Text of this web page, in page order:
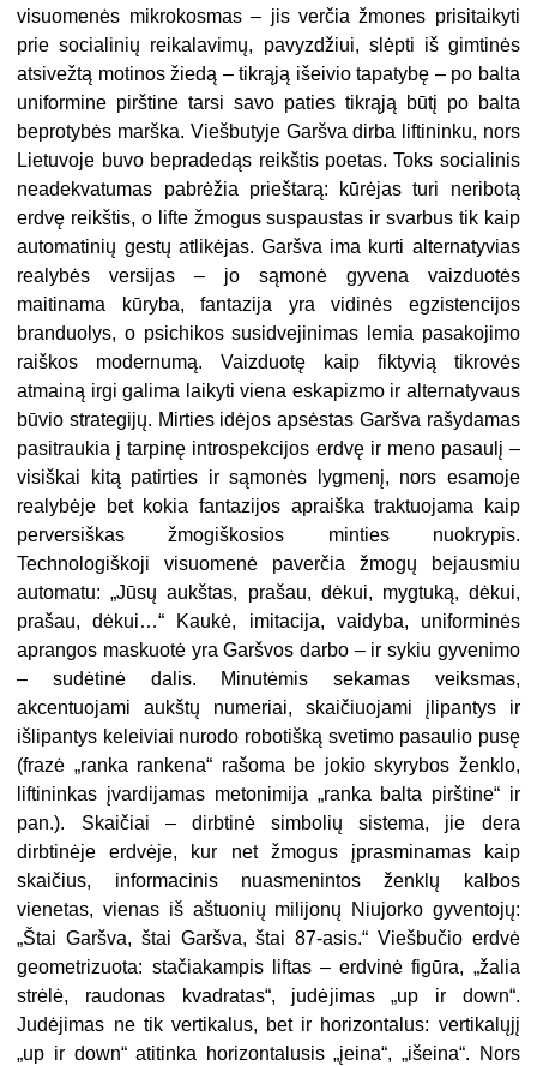
visuomenės mikrokosmas – jis verčia žmones prisitaikyti
prie socialinių reikalavimų, pavyzdžiui, slėpti iš gimtinės
atsivežtą motinos žiedą – tikrąją išeivio tapatybę – po balta
uniformine pirštine tarsi savo paties tikrąją būtį po balta
beprotybės marška. Viešbutyje Garšva dirba liftininku, nors
Lietuvoje buvo bepradedąs reikštis poetas. Toks socialinis
neadekvatumas pabrėžia prieštarą: kūrėjas turi neribotą
erdvę reikštis, o lifte žmogus suspaustas ir svarbus tik kaip
automatinių gestų atlikėjas. Garšva ima kurti alternatyvias
realybės versijas – jo sąmonė gyvena vaizduotės
maitinama kūryba, fantazija yra vidinės egzistencijos
branduolys, o psichikos susidvejinimas lemia pasakojimo
raiškos modernumą. Vaizduotę kaip fiktyvią tikrovės
atmainą irgi galima laikyti viena eskapizmo ir alternatyvaus
būvio strategijų. Mirties idėjos apsėstas Garšva rašydamas
pasitraukia į tarpinę introspekcijos erdvę ir meno pasaulį –
visiškai kitą patirties ir sąmonės lygmenį, nors esamoje
realybėje bet kokia fantazijos apraiška traktuojama kaip
perversiškas žmogiškosios minties nuokrypis.
Technologiškoji visuomenė paverčia žmogų bejausmiu
automatu: „Jūsų aukštas, prašau, dėkui, mygtuką, dėkui,
prašau, dėkui…“ Kaukė, imitacija, vaidyba, uniforminės
aprangos maskuotė yra Garšvos darbo – ir sykiu gyvenimo
– sudėtinė dalis. Minutėmis sekamas veiksmas,
akcentuojami aukštų numeriai, skaičiuojami įlipantys ir
išlipantys keleiviai nurodo robotišką svetimo pasaulio pusę
(frazė „ranka rankena“ rašoma be jokio skyrybos ženklo,
liftininkas įvardijamas metonimija „ranka balta pirštine“ ir
pan.). Skaičiai – dirbtinė simbolių sistema, jie dera
dirbtinėje erdvėje, kur net žmogus įprasminamas kaip
skaičius, informacinis nuasmenintos ženklų kalbos
vienetas, vienas iš aštuonių milijonų Niujorko gyventojų:
„Štai Garšva, štai Garšva, štai 87-asis.“ Viešbučio erdvė
geometrizuota: stačiakampis liftas – erdvinė figūra, „žalia
strėlė, raudonas kvadratas“, judėjimas „up ir down“.
Judėjimas ne tik vertikalus, bet ir horizontalus: vertikalųjį
„up ir down“ atitinka horizontalusis „įeina“, „išeina“. Nors